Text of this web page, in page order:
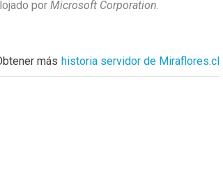
por Microsoft Corporation.
más historia servidor de Miraflores.cl